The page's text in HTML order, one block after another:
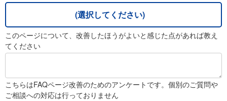
(選択してください)
このページについて、改善したほうがよいと感じた点があれば教え
てください
こちらはFAQページ改善のためのアンケートです。個別のご質問や
ご相談への対応は行っておりません